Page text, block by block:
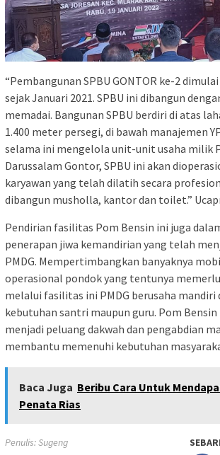
“Pembangunan SPBU GONTOR ke-2
sejak Januari 2021. SPBU ini dibangun
memadai. Bangunan SPBU berdiri di atas
1.400 meter persegi, di bawah manajemen
selama ini mengelola unit-unit usaha milik
Darussalam Gontor, SPBU ini akan
karyawan yang telah dilatih secara
dibangun musholla, kantor dan toilet.”
Pendirian fasilitas Pom Bensin ini juga
penerapan jiwa kemandirian yang telah
PMDG. Mempertimbangkan banyaknya
operasional pondok yang tentunya
melalui fasilitas ini PMDG berusaha
kebutuhan santri maupun guru. Pom Bensin
menjadi peluang dakwah dan pengabdian
membantu memenuhi kebutuhan
Baca Juga Beribu Cara Untuk
Penata Rias
Penulis: Sugeng